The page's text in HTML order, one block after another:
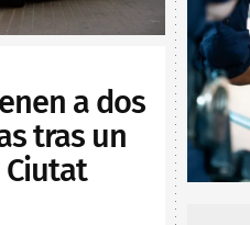
a dos
tras un